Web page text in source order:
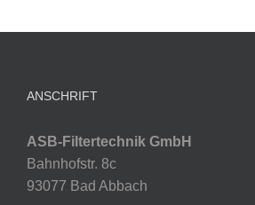
ANSCHRIFT
ASB-Filtertechnik GmbH
Bahnhofstr. 8c
93077 Bad Abbach